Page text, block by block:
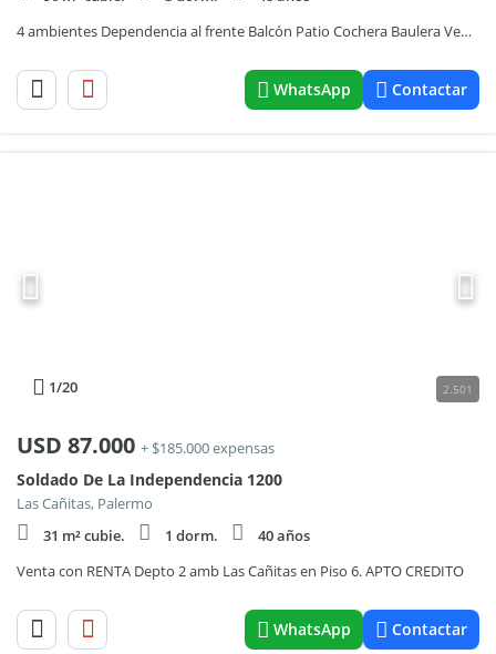
4 ambientes Dependencia al frente Balcón Patio Cochera Baulera Venta Departamento
WhatsApp Contactar
1/20 2.501
USD 87.000 + $185.000 expensas
Soldado De La Independencia 1200
Las Cañitas, Palermo
31 m² cubie.
1 dorm.
40 años
Venta con RENTA Depto 2 amb Las Cañitas en Piso 6. APTO CREDITO
WhatsApp Contactar